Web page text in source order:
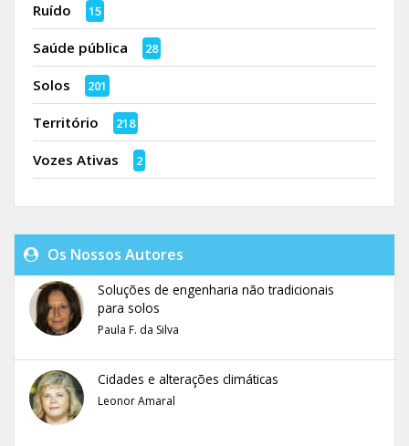
Ruído 15
Saúde pública 28
Solos 201
Território 218
Vozes Ativas 2
Os Nossos Autores
Soluções de engenharia não tradicionais
para solos
Paula F. da Silva
Cidades e alterações climáticas
Leonor Amaral